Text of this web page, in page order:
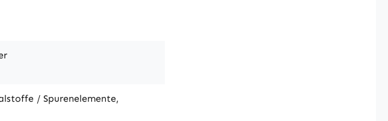
/ Spurenelemente,